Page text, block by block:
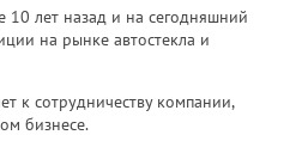
лет назад и на сегодняшний
на рынке автостекла и
к сотрудничеству компании,
бизнесе.